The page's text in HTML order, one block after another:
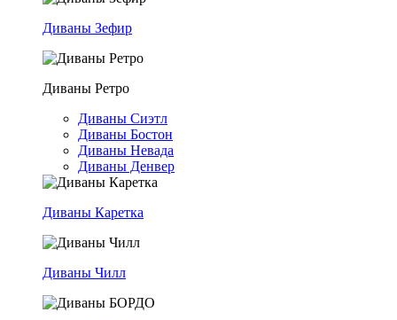
Диваны Зефир
Диваны Ретро
Диваны Сиэтл
Диваны Бостон
Диваны Невада
Диваны Денвер
Диваны Каретка
Диваны Чилл